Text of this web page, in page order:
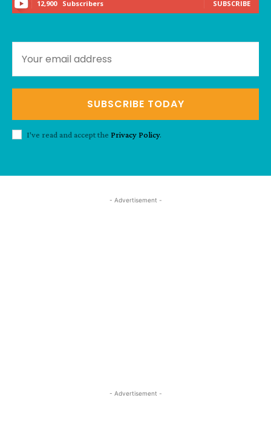
12,900 Subscribers SUBSCRIBE
SUBSCRIBE TODAY
I've read and accept the Privacy Policy.
- Advertisement -
- Advertisement -